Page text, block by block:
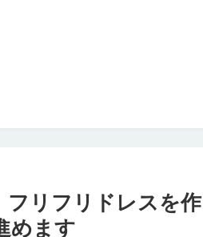
フリフリドレスを
めます